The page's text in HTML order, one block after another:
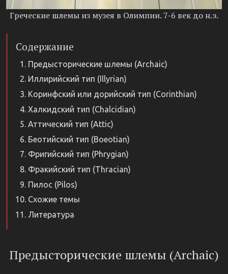
Греческие шлемы из музея в Олимпии. 7-6 век до н.э.
Содержание
Предысторические шлемы (Archaic)
Иллирийский тип (Illyrian)
Коринфский или дорийский тип (Corinthian)
Халкидский тип (Chalcidian)
Аттический тип (Attic)
Беотийский тип (Boeotian)
Фригийский тип (Phrygian)
Фракийский тип (Thracian)
Пилос (Pilos)
Схожие темы
Литература
Предысторические шлемы (Archaic)